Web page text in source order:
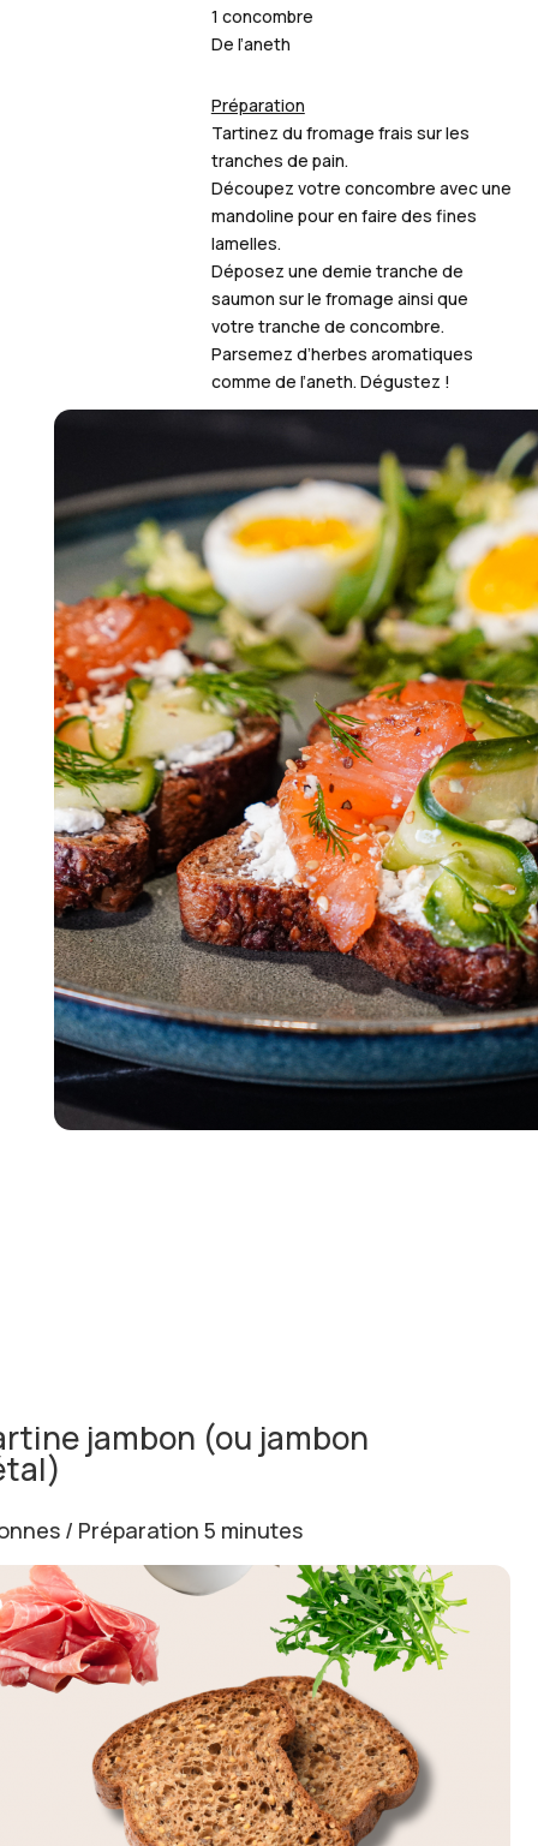
1 concombre
De l’aneth
Préparation
Tartinez du fromage frais sur les
tranches de pain.
Découpez votre concombre avec une
mandoline pour en faire des fines
lamelles.
Déposez une demie tranche de
saumon sur le fromage ainsi que
votre tranche de concombre.
Parsemez d’herbes aromatiques
comme de l’aneth. Dégustez !
jambon (ou jambon
/ Préparation 5 minutes